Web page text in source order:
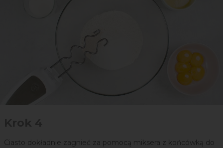
Ciasto dokładnie zagnieć za pomocą miksera z końcówką do